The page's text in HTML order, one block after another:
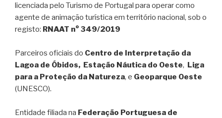
licenciada pelo Turismo de Portugal para operar como
agente de animação turística em território nacional, sob o
registo: RNAAT n° 349/2019
Parceiros oficiais do Centro de Interpretação da
Lagoa de Óbidos, Estação Náutica do Oeste, Liga
para a Proteção da Natureza, e Geoparque Oeste
(UNESCO).
Entidade filiada na Federação Portuguesa de